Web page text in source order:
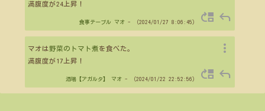
満腹度が24上昇！
食事テーブル マオ- （2024/01/27 8:06:45） move_up reply
マオは 野菜のトマト煮を食べた。
満腹度が17上昇！
more_vert
酒場【アガルタ】 マオ- （2024/01/22 22:52:56） move_up reply